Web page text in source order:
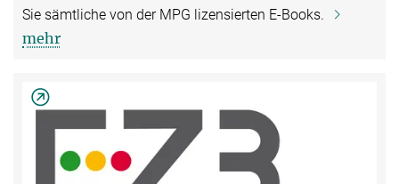
Sie sämtliche von der MPG lizensierten E-Books.
mehr